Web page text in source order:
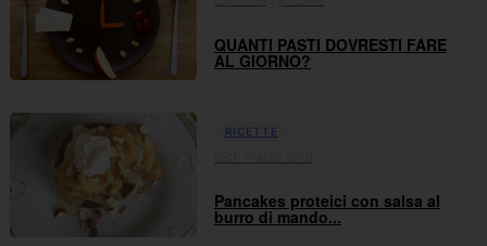
QUANTI PASTI DOVRESTI FARE
AL GIORNO?
RICETTE
Pancakes proteici con salsa al
burro di mando...